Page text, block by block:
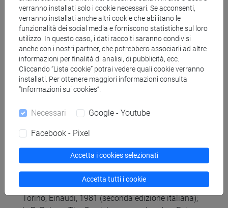
messaggero)
Eschilo, Agamennone, vv. 104-159 (sezione corale)
Per quanti non siano avvezzi al trimetro giambico
saranno organizzate opportune esercitazioni di
metrica. Per la sezione corale dell’Agamennone
non è richiesta la lettura metrica. Un’introduzione
al metro usato da Eschilo in questa sezione verrà
I testi su cui verterà il corso verranno forniti in
D) Letture di approfondimento (facoltative):
Per la storia della lingua:
A. Meillet, Lineamenti di storia della lingua greca,
Torino, Einaudi, 1981 (seconda edizione italiana);
verranno installati solo i cookie necessari. Se acconsenti,
verranno installati anche altri cookie che abilitano le
funzionalità dei social media e forniscono statistiche sul loro
utilizzo. In questo caso, i dati raccolti saranno condivisi
anche con i nostri partner, che potrebbero associarli ad altre
informazioni per finalità di analisi, di pubblicità, ecc.
Cliccando “Lista cookie” potrai vedere quali cookie verranno
installati. Per ottenere maggiori informazioni consulta
“Informazioni sui cookies”.
Necessari Google - Youtube
Facebook - Pixel
Accetta i cookies selezionati
Accetta tutti i cookie